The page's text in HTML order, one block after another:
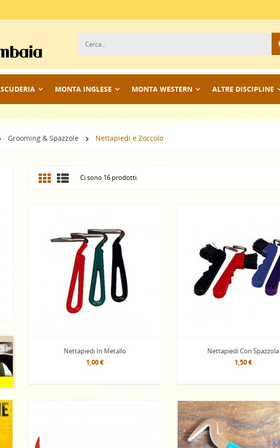
SCUDERIA MONTA INGLESE MONTA WESTERN ALTRE DISCIPLINE
Grooming & Spazzole Nettapiedi e Zoccolo
Ci sono 16 prodotti.
Nettapiedi In Metallo
1,00 €
Nettapiedi Con Spazzola
1,50 €